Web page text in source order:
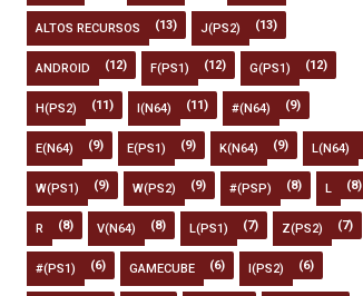
ALTOS RECURSOS (13) J(PS2) (13)
ANDROID (12) F(PS1) (12) G(PS1) (12)
H(PS2) (11) I(N64) (11) #(N64) (9)
E(N64) (9) E(PS1) (9) K(N64) (9) L(N64)
W(PS1) (9) W(PS2) (9) #(PSP) (8) L (8)
R (8) V(N64) (8) L(PS1) (7) Z(PS2) (7)
#(PS1) (6) GAMECUBE (6) I(PS2) (6)